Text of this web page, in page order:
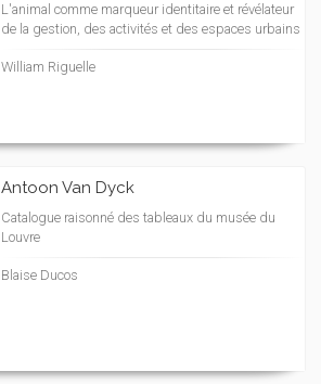
L'animal comme marqueur identitaire et révélateur
de la gestion, des activités et des espaces urbains
William Riguelle
Antoon Van Dyck
Catalogue raisonné des tableaux du musée du
Louvre
Blaise Ducos